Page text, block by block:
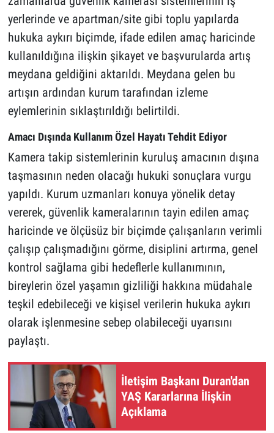
yerlerinde ve apartman/site gibi toplu yapılarda
hukuka aykırı biçimde, ifade edilen amaç haricinde
kullanıldığına ilişkin şikayet ve başvurularda artış
meydana geldiğini aktarıldı. Meydana gelen bu
artışın ardından kurum tarafından izleme
eylemlerinin sıklaştırıldığı belirtildi.
Amacı Dışında Kullanım Özel Hayatı Tehdit Ediyor
Kamera takip sistemlerinin kuruluş amacının dışına
taşmasının neden olacağı hukuki sonuçlara vurgu
yapıldı. Kurum uzmanları konuya yönelik detay
vererek, güvenlik kameralarının tayin edilen amaç
haricinde ve ölçüsüz bir biçimde çalışanların verimli
çalışıp çalışmadığını görme, disiplini artırma, genel
kontrol sağlama gibi hedeflerle kullanımının,
bireylerin özel yaşamın gizliliği hakkına müdahale
teşkil edebileceği ve kişisel verilerin hukuka aykırı
olarak işlenmesine sebep olabileceği uyarısını
paylaştı.
İletişim Başkanı Duran'dan
YAŞ Kararlarına İlişkin
Açıklama